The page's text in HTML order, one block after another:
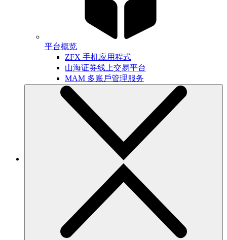
平台概览
ZFX 手机应用程式
山海证券线上交易平台
MAM 多账戶管理服务